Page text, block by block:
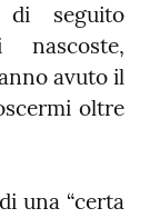
seguito
avuto il
oltre
una “certa